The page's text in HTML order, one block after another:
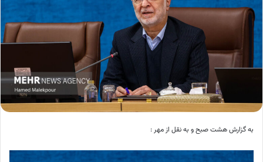
به گزارش هشت صبح و به نقل از مهر :